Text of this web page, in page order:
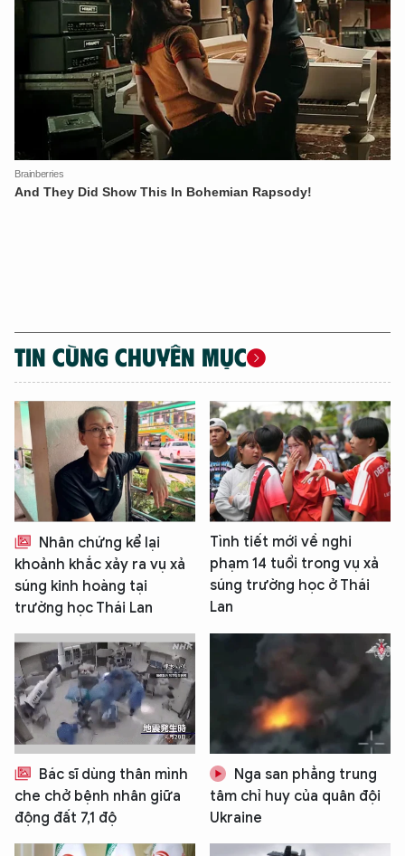
TIN CÙNG CHUYÊN MỤC
Nhân chứng kể lại
khoảnh khắc xảy ra vụ xả
súng kinh hoàng tại
trường học Thái Lan
Tình tiết mới về nghi
phạm 14 tuổi trong vụ xả
súng trường học ở Thái
Lan
Bác sĩ dùng thân mình
che chở bệnh nhân giữa
động đất 7,1 độ
Nga san phẳng trung
tâm chỉ huy của quân đội
Ukraine
XIN CHÀO,
TÔI LÀ CHATBOT CỦA
Hãy hỏi tôi bất kỳ điều gì bạn cần biết về
An Ninh Thủ Đô nhé. Tôi sẵn sàng hỗ trợ!